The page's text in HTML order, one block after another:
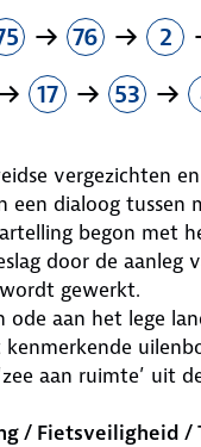
76 2
17 53
vergezichten
een dialoog tussen
begon met
door de
gewerkt.
ode aan het lege
aan ruimte’ uit
/ Fietsveiligheid /